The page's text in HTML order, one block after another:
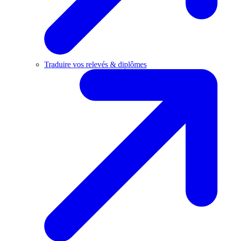
Traduire vos relevés & diplômes